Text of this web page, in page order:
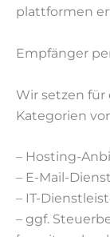
plattformen
Empfänger
Wir setzen
Kategorien
– Hosting-
– E-Mail-
– IT-
– ggf.